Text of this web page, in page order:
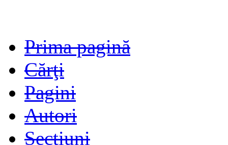
Prima pagină
Cărţi
Pagini
Autori
Secţiuni